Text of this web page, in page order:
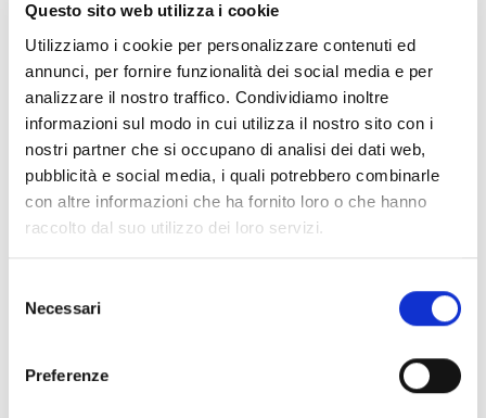
Questo sito web utilizza i cookie
Utilizziamo i cookie per personalizzare contenuti ed
annunci, per fornire funzionalità dei social media e per
analizzare il nostro traffico. Condividiamo inoltre
informazioni sul modo in cui utilizza il nostro sito con i
nostri partner che si occupano di analisi dei dati web,
pubblicità e social media, i quali potrebbero combinarle
con altre informazioni che ha fornito loro o che hanno
raccolto dal suo utilizzo dei loro servizi.
delNecessari
Preferenze
L’installazione di un impianto fotovoltaico è
la scelta ideale sia per le aziende che per i
privati. Sfruttare l’energia solare per
convertirla in energia elettrica è un vero e
proprio trend di mercato, pieno di vantaggi.
Grazie alla produzione di energia green il
fotovoltaico è attento all’ambiente e
consente anche di risparmiare in bolletta,
configurandosi come un investimento
intelligente. Se in passato venivano mosse
obiezioni sulla spesa iniziale da sostenere,
facilmente superata grazie agli incentivi
statali. Gli incentivi per il fotovoltaico, infatti,